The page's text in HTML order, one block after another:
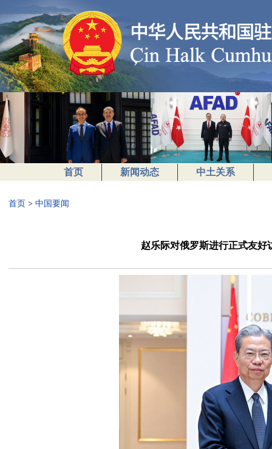
首页 新闻动态 中土关系
首页 > 中国要闻
赵乐际对俄罗斯进行正式友好